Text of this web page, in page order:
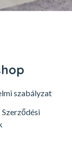
szabályzat